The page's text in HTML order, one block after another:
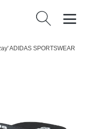
Vyhledávání
ADIDAS SPORTSWEAR